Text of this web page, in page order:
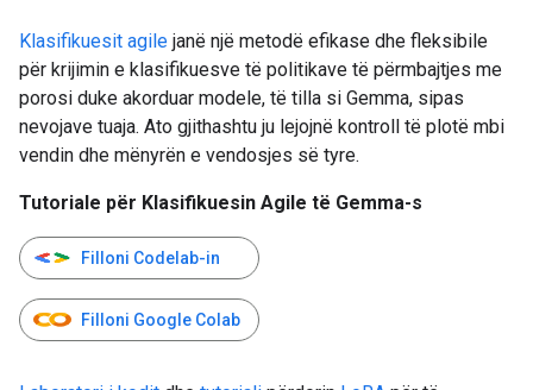
Klasifikuesit agile janë një metodë efikase dhe fleksibile
për krijimin e klasifikuesve të politikave të përmbajtjes me
porosi duke akorduar modele, të tilla si Gemma, sipas
nevojave tuaja. Ato gjithashtu ju lejojnë kontroll të plotë mbi
vendin dhe mënyrën e vendosjes së tyre.
Tutoriale për Klasifikuesin Agile të Gemma-s
Filloni Codelab-in
Filloni Google Colab